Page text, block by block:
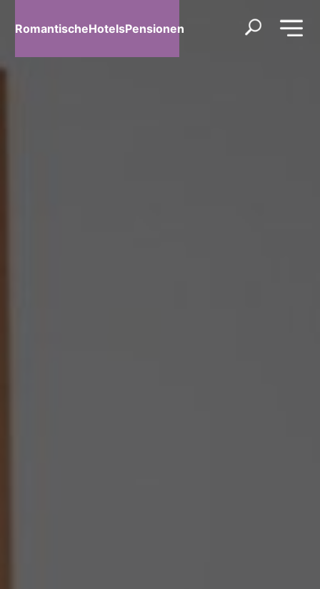
RomantischeHotelsPensionen